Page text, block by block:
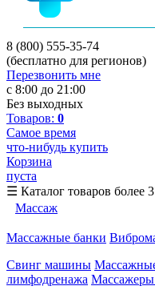
8 (800) 555-35-74
(бесплатно для регионов)
Перезвонить мне
с 8:00 до 21:00
Без выходных
Товаров: 0
Самое время
что-нибудь купить
Корзина
пуста
☰ Каталог товаров более
Массаж
Массажные банки
Свинг машины
лимфодренажа Массажеры